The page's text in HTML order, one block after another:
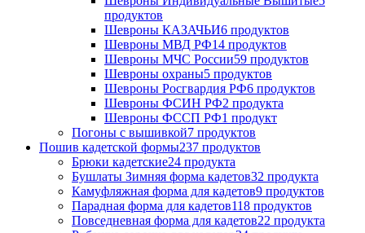
продуктов
Шевроны КАЗАЧЬИ6 продуктов
Шевроны МВД РФ14 продуктов
Шевроны МЧС России59 продуктов
Шевроны охраны5 продуктов
Шевроны Росгвардия РФ6 продуктов
Шевроны ФСИН РФ2 продукта
Шевроны ФССП РФ1 продукт
Погоны с вышивкой7 продуктов
Пошив кадетской формы237 продуктов
Брюки кадетские24 продукта
Бушлаты Зимняя форма кадетов32 продукта
Камуфляжная форма для кадетов9 продуктов
Парадная форма для кадетов118 продуктов
Повседневная форма для кадетов22 продукта